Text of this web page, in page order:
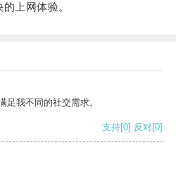
上网体验。
足我不同的社交需求。
支持[0] 反对[0]